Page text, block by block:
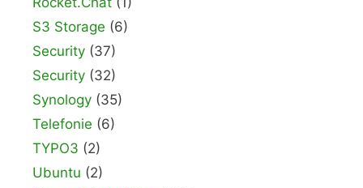
S3 Storage (6)
Security (37)
Security (32)
Synology (35)
Telefonie (6)
TYPO3 (2)
Ubuntu (2)